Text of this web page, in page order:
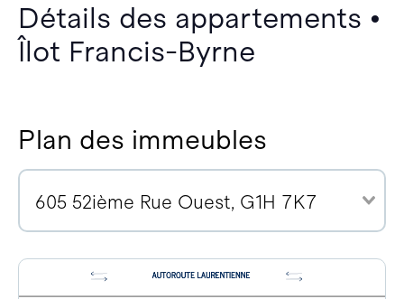
Détails des appartements •
Îlot Francis-Byrne
Plan des immeubles
605 52ième Rue Ouest, G1H 7K7